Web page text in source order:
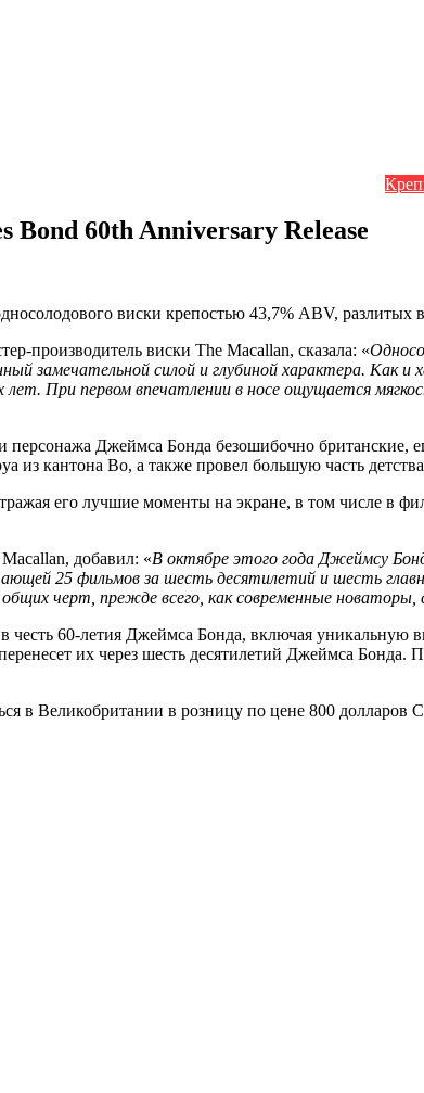
Bond 60th Anniversary Release
виски крепостью 43,7% ABV, разлитых
производитель виски The Macallan, сказала: «
замечательной силой и глубиной характера. Как
При первом впечатлении в носе ощущается
Джеймса Бонда безошибочно британские,
кантона Во, а также провел большую часть
его лучшие моменты на экране, в том числе в
добавил: «В октябре этого года Джеймсу
25 фильмов за шесть десятилетий и шесть
черт, прежде всего, как современные
60-летия Джеймса Бонда, включая уникальную
их через шесть десятилетий Джеймса Бонда.
в Великобритании в розницу по цене 800